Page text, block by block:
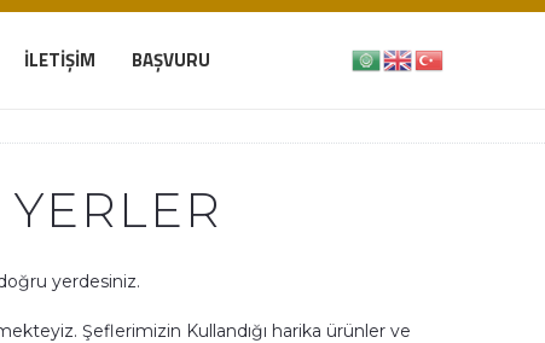
İLETIŞIM BAŞVURU
yerdesiniz.
Şeflerimizin Kullandığı harika ürünler ve